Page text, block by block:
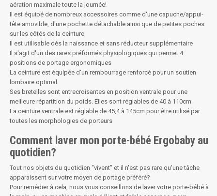
aération maximale toute la journée!
Il est équipé de nombreux accessoires comme d'une capuche/appui-
tête amovible, d'une pochette détachable ainsi que de petites poches
sur les côtés de la ceinture
Il est utilisable dès la naissance et sans réducteur supplémentaire
Il s'agit d'un des rares préformés physiologiques qui permet 4
positions de portage ergonomiques
La ceinture est équipée d'un rembourrage renforcé pour un soutien
lombaire optimal
Ses bretelles sont entrecroisantes en position ventrale pour une
meilleure répartition du poids. Elles sont réglables de 40 à 110cm
La ceinture ventrale est réglable de 45,4 à 145cm pour être utilisé par
toutes les morphologies de porteurs
Comment laver mon porte-bébé Ergobaby au
quotidien?
Tout nos objets du quotidien "vivent" et il n'est pas rare qu'une tâche
apparaissent sur votre moyen de portage préféré?
Pour remédier à cela, nous vous conseillons de laver votre porte-bébé à